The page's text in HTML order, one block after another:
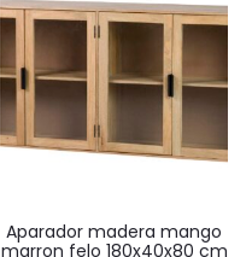
aparador madera mango
marron felo 180x40x80 cm